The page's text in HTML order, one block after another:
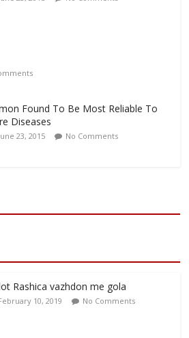
Found To Be Most Reliable To
Diseases
23, 2015 No Comments
Rashica vazhdon me gola
10, 2019 No Comments